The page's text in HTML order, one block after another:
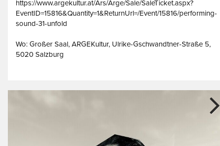
https://www.argekultur.at/Ars/Arge/Sale/SaleTicket.aspx?
EventID=15816&Quantity=1&ReturnUrl=/Event/15816/performing-
sound-31-unfold
Wo: Großer Saal, ARGEKultur, Ulrike-Gschwandtner-Straße 5,
5020 Salzburg